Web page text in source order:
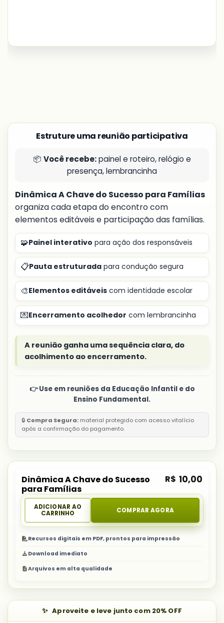
Estruture uma reunião participativa
📦 Você recebe:painel e roteiro, relógio e
presença, lembrancinha
Dinâmica A Chave do Sucesso para Famílias
organiza cada etapa do encontro com
elementos editáveis e participação das famílias.
🧩Painel interativo para ação dos responsáveis
📋Pauta estruturada para condução segura
🎨Elementos editáveis com identidade escolar
💌Encerramento acolhedor com lembrancinha
A reunião ganha uma sequência clara, do
acolhimento ao encerramento.
👉 Use em reuniões da Educação Infantil e do
Ensino Fundamental.
🔒 Compra Segura: material protegido com acesso vitalício
após a confirmação do pagamento.
Dinâmica A Chave do Sucesso
para Famílias
R$ 10,00
ADICIONAR AO
CARRINHO
COMPRAR AGORA
Recursos digitais em PDF, prontos para impressão
Download imediato
Arquivos em alta qualidade
Aproveite e leve junto com 20% OFF